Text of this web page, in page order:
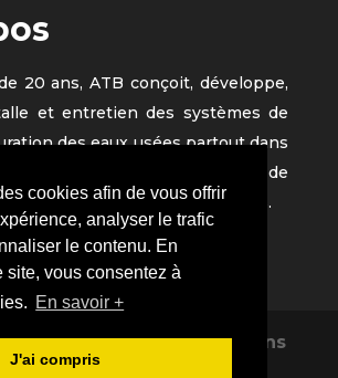
cookies afin de vous offrir
analyser le trafic
le contenu. En
site, vous consentez à
En savoir +
J'ai compris
20 ans, ATB conçoit, développe,
et entretien des systèmes de
des eaux usées partout dans
filiale ATB France est à l’origine de
dans les pays Francophones.
ATB Epuration -Mentions
- Site Internet réalisé par